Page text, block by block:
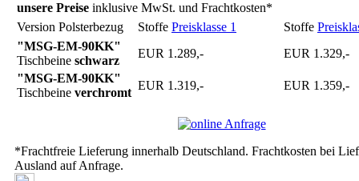
unsere Preise inklusive MwSt. und Frachtkosten*
Version Polsterbezug
Stoffe Preisklasse 1 Stoffe
"MSG-EM-90KK"
Tischbeine schwarz
EUR 1.289,-
EUR 1.329,-
"MSG-EM-90KK"
Tischbeine verchromt
EUR 1.319,- EUR 1.359,-
*Frachtfreie Lieferung innerhalb Deutschland. Frachtkosten bei
Ausland auf Anfrage.